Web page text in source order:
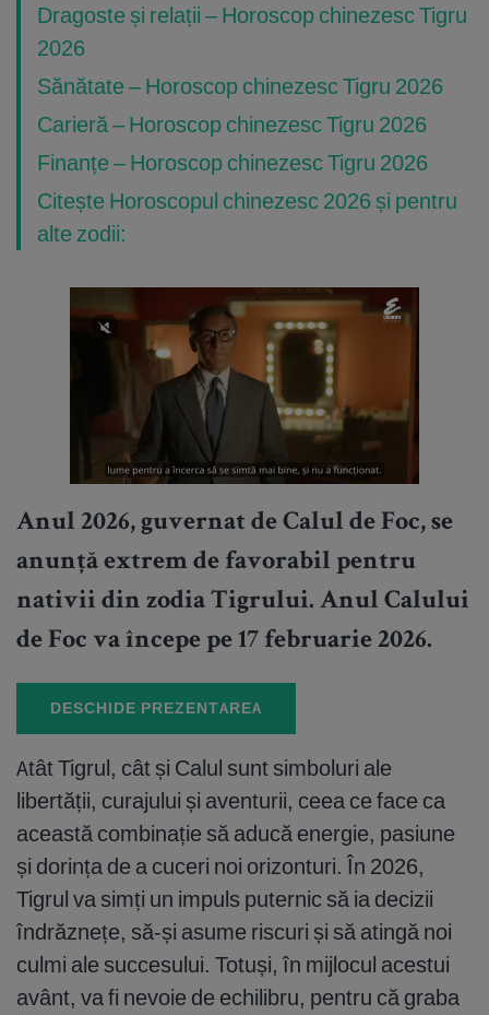
Dragoste și relații – Horoscop chinezesc Tigru
2026
Sănătate – Horoscop chinezesc Tigru 2026
Carieră – Horoscop chinezesc Tigru 2026
Finanțe – Horoscop chinezesc Tigru 2026
Citește Horoscopul chinezesc 2026 și pentru
alte zodii:
Anul 2026, guvernat de Calul de Foc, se
anunță extrem de favorabil pentru
nativii din zodia Tigrului. Anul Calului
de Foc va începe pe 17 februarie 2026.
DESCHIDE PREZENTAREA
Atât Tigrul, cât și Calul sunt simboluri ale
libertății, curajului și aventurii, ceea ce face ca
această combinație să aducă energie, pasiune
și dorința de a cuceri noi orizonturi. În 2026,
Tigrul va simți un impuls puternic să ia decizii
îndrăznețe, să-și asume riscuri și să atingă noi
culmi ale succesului. Totuși, în mijlocul acestui
avânt, va fi nevoie de echilibru, pentru că graba